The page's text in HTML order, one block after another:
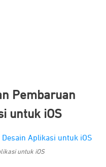
Pembaruan
untuk iOS
untuk iOS